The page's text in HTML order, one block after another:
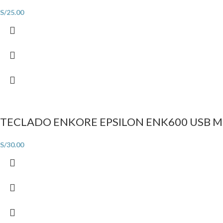
S/25.00
TECLADO ENKORE EPSILON ENK600 USB
S/30.00